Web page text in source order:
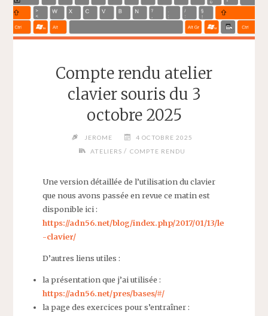
Compte rendu atelier
clavier souris du 3
octobre 2025
JEROME
4 OCTOBRE 2025
ATELIERS / COMPTE RENDU
Une version détaillée de l’utilisation du clavier
que nous avons passée en revue ce matin est
disponible ici :
https://adn56.net/blog/index.php/2017/01/13/le
-clavier/
D’autres liens utiles :
la présentation que j’ai utilisée :
https://adn56.net/pres/bases/#/
la page des exercices pour s’entraîner :